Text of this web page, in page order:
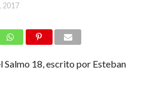
2017
18, escrito por Esteban